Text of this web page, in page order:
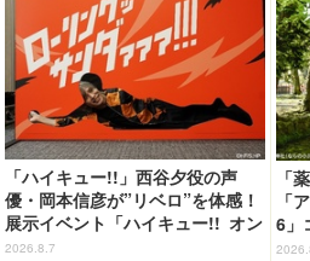
倉庫 ～8月9日まで【レポート】
「ハイキュー!!」西谷夕役の声
優・岡本信彦が”リベロ”を体感！
展示イベント「ハイキュー!! オン
ザ コート」東京会場が開幕
2026.8.7
「
「
6」
ズ